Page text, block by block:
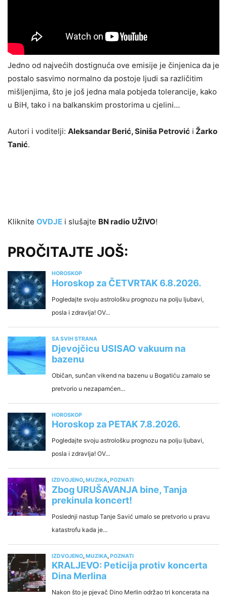
Jedno od najvećih dostignuća ove emisije je činjenica da je
postalo sasvimo normalno da postoje ljudi sa različitim
mišljenjima, što je još jedna mala pobjeda tolerancije, kako
u BiH, tako i na balkanskim prostorima u cjelini…
Autori i voditelji: Aleksandar Berić, Siniša Petrović i Žarko
Tanić.
Kliknite OVDJE i slušajte BN radio UŽIVO!
PROČITAJTE JOŠ: